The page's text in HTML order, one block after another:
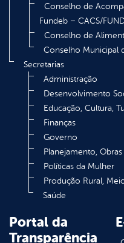
Conselho de
Fundeb – CACS/
Conselho de
Conselho Municipal
Secretarias
Administração
Desenvolvimento
Educação, Cultura,
Finanças
Governo
Planejamento,
Políticas da Mulher
Produção Rural,
Saúde
Portal da
Transparência